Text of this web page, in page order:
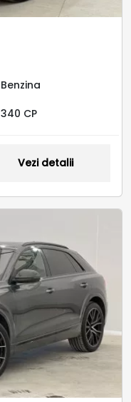
Benzina
340 CP
Vezi detalii